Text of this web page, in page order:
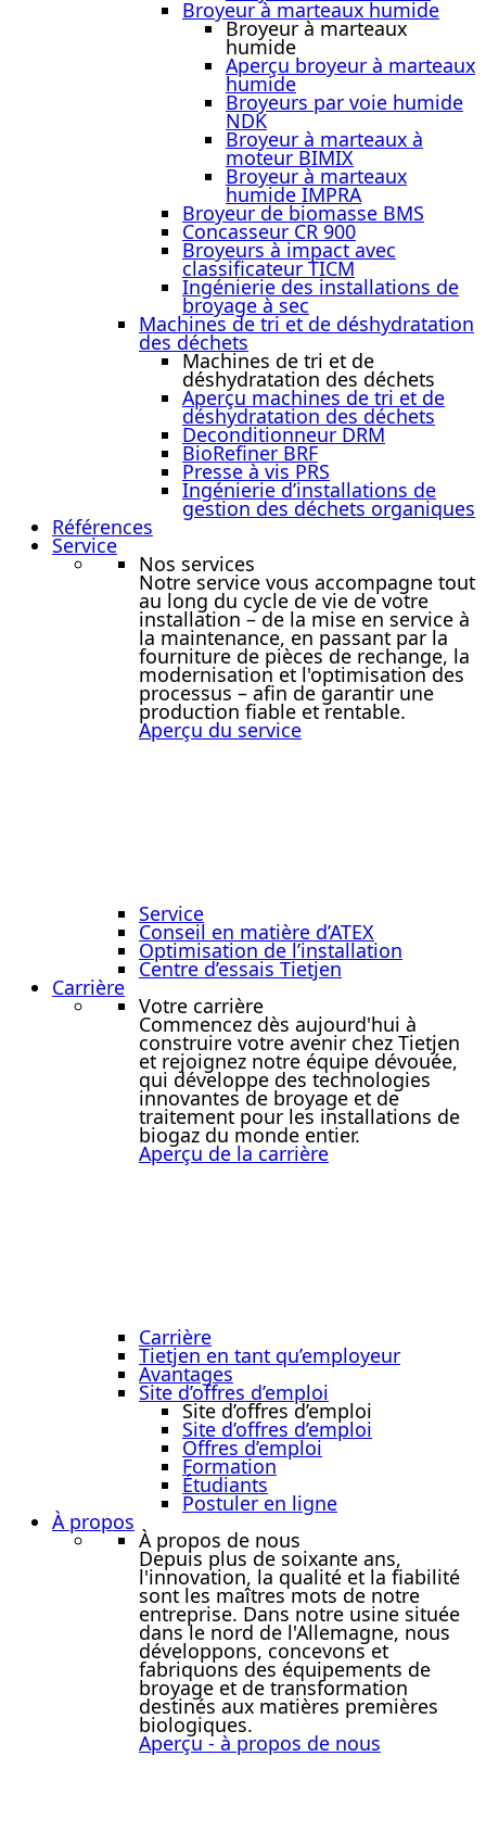
Broyeur à marteaux humide
Broyeur à marteaux
humide
Aperçu broyeur à marteaux
humide
Broyeurs par voie humide
NDK
Broyeur à marteaux à
moteur BIMIX
Broyeur à marteaux
humide IMPRA
Broyeur de biomasse BMS
Concasseur CR 900
Broyeurs à impact avec
classificateur TICM
Ingénierie des installations de
broyage à sec
Machines de tri et de déshydratation
des déchets
Machines de tri et de
déshydratation des déchets
Aperçu machines de tri et de
déshydratation des déchets
Deconditionneur DRM
BioRefiner BRF
Presse à vis PRS
Ingénierie d’installations de
gestion des déchets organiques
Références
Service
Nos services
Notre service vous accompagne tout
au long du cycle de vie de votre
installation – de la mise en service à
la maintenance, en passant par la
fourniture de pièces de rechange, la
modernisation et l'optimisation des
processus – afin de garantir une
production fiable et rentable.
Aperçu du service
Service
Conseil en matière d’ATEX
Optimisation de l’installation
Centre d’essais Tietjen
Carrière
Votre carrière
Commencez dès aujourd'hui à
construire votre avenir chez Tietjen
et rejoignez notre équipe dévouée,
qui développe des technologies
innovantes de broyage et de
traitement pour les installations de
biogaz du monde entier.
Aperçu de la carrière
Carrière
Tietjen en tant qu’employeur
Avantages
Site d’offres d’emploi
Site d’offres d’emploi
Site d’offres d’emploi
Offres d’emploi
Formation
Étudiants
Postuler en ligne
À propos
À propos de nous
Depuis plus de soixante ans,
l'innovation, la qualité et la fiabilité
sont les maîtres mots de notre
entreprise. Dans notre usine située
dans le nord de l'Allemagne, nous
développons, concevons et
fabriquons des équipements de
broyage et de transformation
destinés aux matières premières
biologiques.
Aperçu - à propos de nous